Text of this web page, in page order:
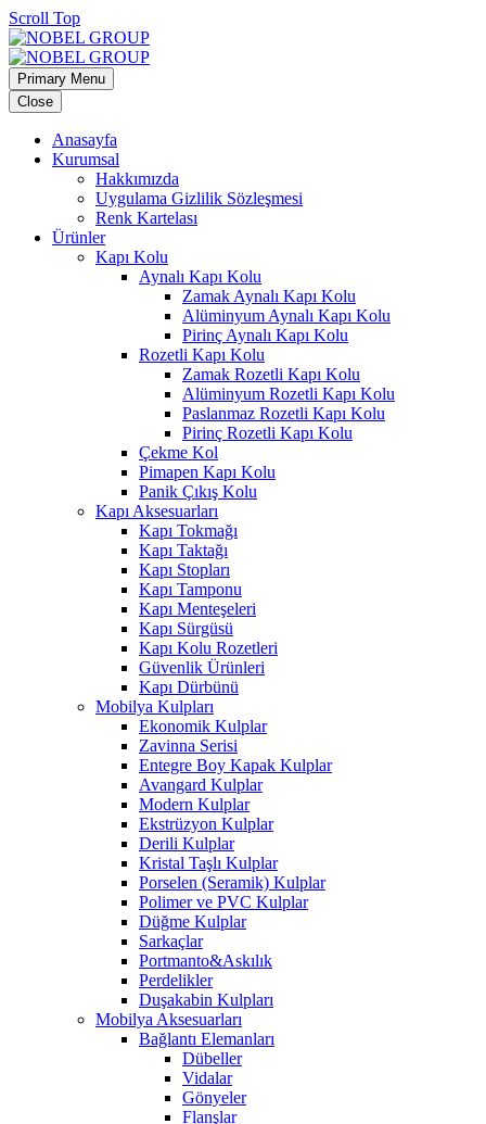
Scroll Top
Primary Menu
Close
Anasayfa
Kurumsal
Hakkımızda
Uygulama Gizlilik Sözleşmesi
Renk Kartelası
Ürünler
Kapı Kolu
Aynalı Kapı Kolu
Zamak Aynalı Kapı Kolu
Alüminyum Aynalı Kapı Kolu
Pirinç Aynalı Kapı Kolu
Rozetli Kapı Kolu
Zamak Rozetli Kapı Kolu
Alüminyum Rozetli Kapı Kolu
Paslanmaz Rozetli Kapı Kolu
Pirinç Rozetli Kapı Kolu
Çekme Kol
Pimapen Kapı Kolu
Panik Çıkış Kolu
Kapı Aksesuarları
Kapı Tokmağı
Kapı Taktağı
Kapı Stopları
Kapı Tamponu
Kapı Menteşeleri
Kapı Sürgüsü
Kapı Kolu Rozetleri
Güvenlik Ürünleri
Kapı Dürbünü
Mobilya Kulpları
Ekonomik Kulplar
Zavinna Serisi
Entegre Boy Kapak Kulplar
Avangard Kulplar
Modern Kulplar
Ekstrüzyon Kulplar
Derili Kulplar
Kristal Taşlı Kulplar
Porselen (Seramik) Kulplar
Polimer ve PVC Kulplar
Düğme Kulplar
Sarkaçlar
Portmanto&Askılık
Perdelikler
Duşakabin Kulpları
Mobilya Aksesuarları
Bağlantı Elemanları
Dübeller
Vidalar
Gönyeler
Flanşlar